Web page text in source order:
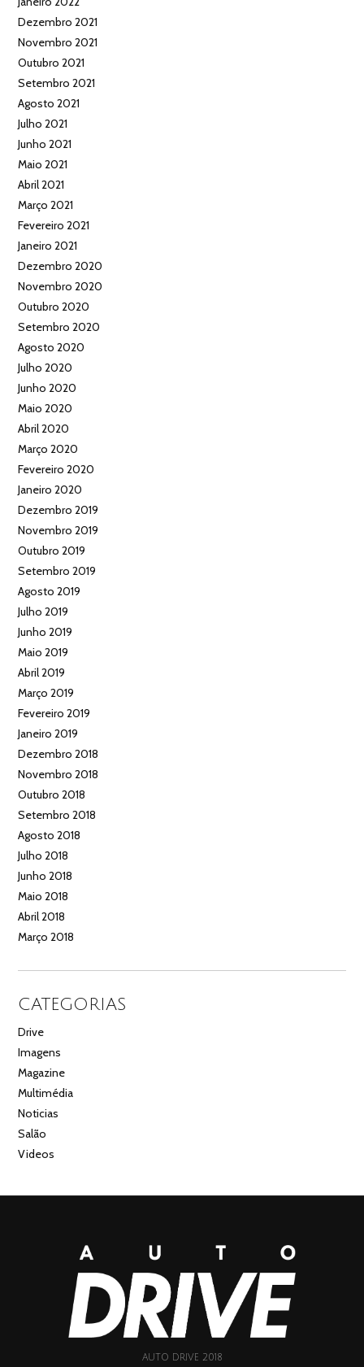
Dezembro 2021
Novembro 2021
Outubro 2021
Setembro 2021
Agosto 2021
Julho 2021
Junho 2021
Maio 2021
Abril 2021
Março 2021
Fevereiro 2021
Janeiro 2021
Dezembro 2020
Novembro 2020
Outubro 2020
Setembro 2020
Agosto 2020
Julho 2020
Junho 2020
Maio 2020
Abril 2020
Março 2020
Fevereiro 2020
Janeiro 2020
Dezembro 2019
Novembro 2019
Outubro 2019
Setembro 2019
Agosto 2019
Julho 2019
Junho 2019
Maio 2019
Abril 2019
Março 2019
Fevereiro 2019
Janeiro 2019
Dezembro 2018
Novembro 2018
Outubro 2018
Setembro 2018
Agosto 2018
Julho 2018
Junho 2018
Maio 2018
Abril 2018
Março 2018
CATEGORIAS
Drive
Imagens
Magazine
Multimédia
Noticias
Salão
Videos
AUTO DRIVE 2018